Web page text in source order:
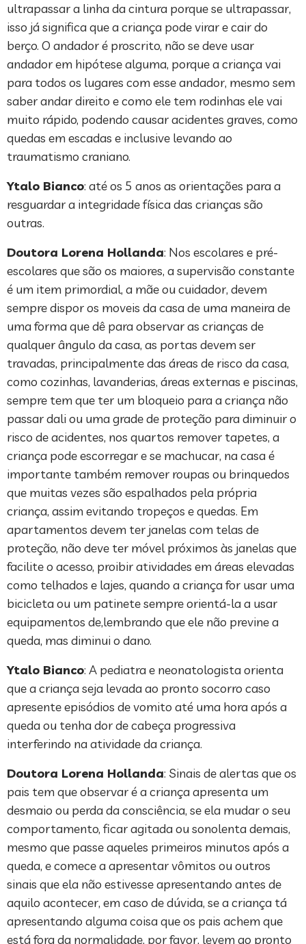
ultrapassar a linha da cintura porque se ultrapassar,
isso já significa que a criança pode virar e cair do
berço. O andador é proscrito, não se deve usar
andador em hipótese alguma, porque a criança vai
para todos os lugares com esse andador, mesmo sem
saber andar direito e como ele tem rodinhas ele vai
muito rápido, podendo causar acidentes graves, como
quedas em escadas e inclusive levando ao
traumatismo craniano.
Ytalo Bianco: até os 5 anos as orientações para a
resguardar a integridade física das crianças são
outras.
Doutora Lorena Hollanda: Nos escolares e pré-
escolares que são os maiores, a supervisão constante
é um item primordial, a mãe ou cuidador, devem
sempre dispor os moveis da casa de uma maneira de
uma forma que dê para observar as crianças de
qualquer ângulo da casa, as portas devem ser
travadas, principalmente das áreas de risco da casa,
como cozinhas, lavanderias, áreas externas e piscinas,
sempre tem que ter um bloqueio para a criança não
passar dali ou uma grade de proteção para diminuir o
risco de acidentes, nos quartos remover tapetes, a
criança pode escorregar e se machucar, na casa é
importante também remover roupas ou brinquedos
que muitas vezes são espalhados pela própria
criança, assim evitando tropeços e quedas. Em
apartamentos devem ter janelas com telas de
proteção, não deve ter móvel próximos às janelas que
facilite o acesso, proibir atividades em áreas elevadas
como telhados e lajes, quando a criança for usar uma
bicicleta ou um patinete sempre orientá-la a usar
equipamentos de,lembrando que ele não previne a
queda, mas diminui o dano.
Ytalo Bianco: A pediatra e neonatologista orienta
que a criança seja levada ao pronto socorro caso
apresente episódios de vomito até uma hora após a
queda ou tenha dor de cabeça progressiva
interferindo na atividade da criança.
Doutora Lorena Hollanda: Sinais de alertas que os
pais tem que observar é a criança apresenta um
desmaio ou perda da consciência, se ela mudar o seu
comportamento, ficar agitada ou sonolenta demais,
mesmo que passe aqueles primeiros minutos após a
queda, e comece a apresentar vômitos ou outros
sinais que ela não estivesse apresentando antes de
aquilo acontecer, em caso de dúvida, se a criança tá
apresentando alguma coisa que os pais achem que
está fora da normalidade, por favor, levem ao pronto